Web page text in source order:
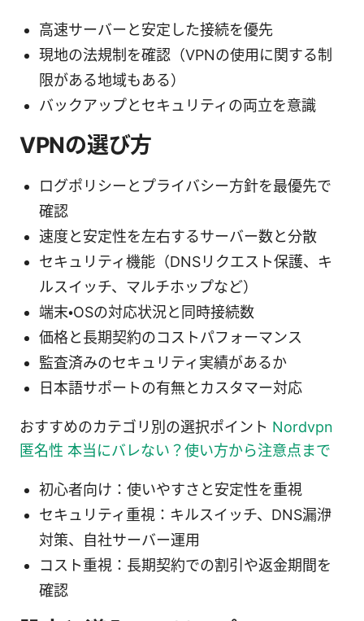
高速サーバーと安定した接続を優先
現地の法規制を確認（VPNの使用に関する制
限がある地域もある）
バックアップとセキュリティの両立を意識
VPNの選び方
ログポリシーとプライバシー方針を最優先で
確認
速度と安定性を左右するサーバー数と分散
セキュリティ機能（DNSリクエスト保護、キ
ルスイッチ、マルチホップなど）
端末・OSの対応状況と同時接続数
価格と長期契約のコストパフォーマンス
監査済みのセキュリティ実績があるか
日本語サポートの有無とカスタマー対応
おすすめのカテゴリ別の選択ポイント Nordvpn
匿名性 本当にバレない？使い方から注意点まで
初心者向け：使いやすさと安定性を重視
セキュリティ重視：キルスイッチ、DNS漏洢
対策、自社サーバー運用
コスト重視：長期契約での割引や返金期間を
確認